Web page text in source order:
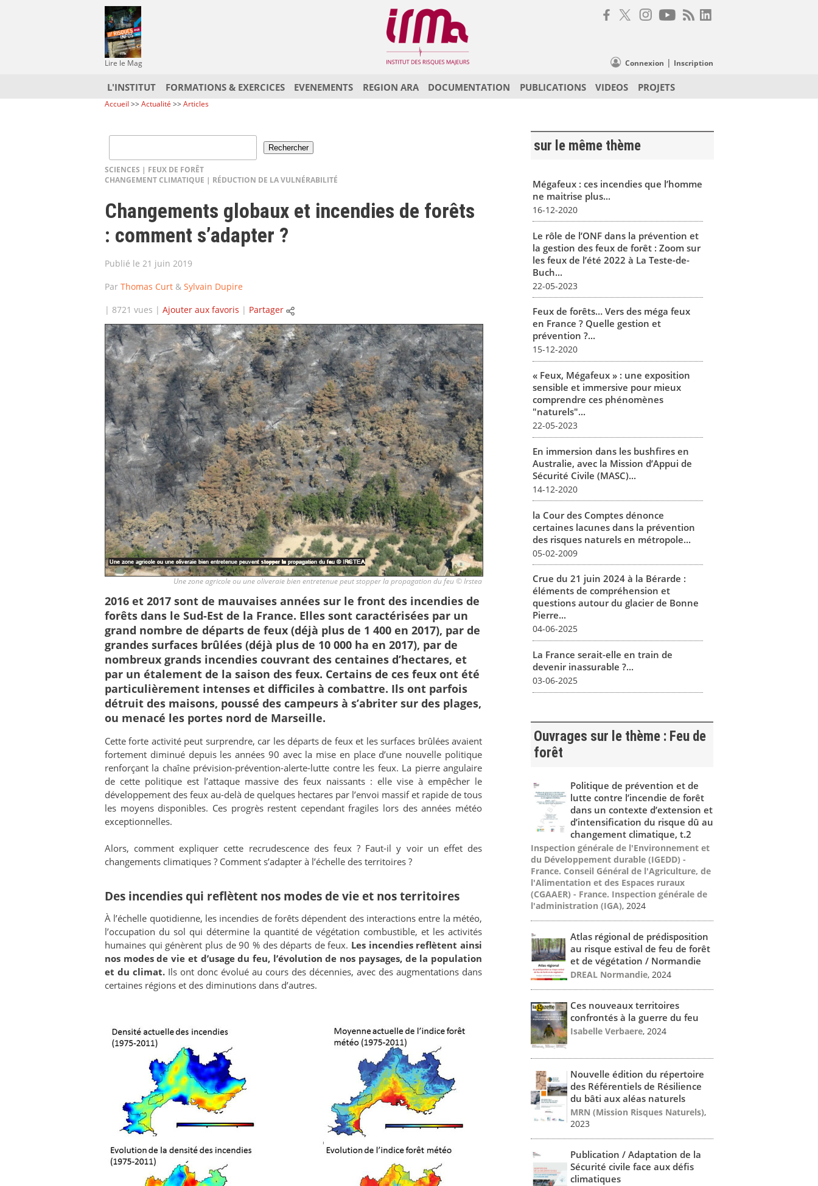
Lire le Mag Connexion | Inscription
L'INSTITUT FORMATIONS & EXERCICES EVENEMENTS REGION ARA DOCUMENTATION PUBLICATIONS VIDEOS PROJETS
Accueil >>Actualité >>Articles
SCIENCES | FEUX DE FORÊT
CHANGEMENT CLIMATIQUE | RÉDUCTION DE LA VULNÉRABILITÉ
Changements globaux et incendies de forêts
: comment s’adapter ?
Publié le 21 juin 2019
Par Thomas Curt & Sylvain Dupire
| 8721 vues | Ajouter aux favoris | Partager
Une zone agricole ou une oliveraie bien entretenue peut stopper la propagation du feu © Irstea
2016 et 2017 sont de mauvaises années sur le front des incendies de
forêts dans le Sud-Est de la France. Elles sont caractérisées par un
grand nombre de départs de feux (déjà plus de 1 400 en 2017), par de
grandes surfaces brûlées (déjà plus de 10 000 ha en 2017), par de
nombreux grands incendies couvrant des centaines d’hectares, et
par un étalement de la saison des feux. Certains de ces feux ont été
particulièrement intenses et difficiles à combattre. Ils ont parfois
détruit des maisons, poussé des campeurs à s’abriter sur des plages,
ou menacé les portes nord de Marseille.
Cette forte activité peut surprendre, car les départs de feux et les surfaces brûlées avaient
fortement diminué depuis les années 90 avec la mise en place d’une nouvelle politique
renforçant la chaîne prévision-prévention-alerte-lutte contre les feux. La pierre angulaire
de cette politique est l’attaque massive des feux naissants : elle vise à empêcher le
développement des feux au-delà de quelques hectares par l’envoi massif et rapide de tous
les moyens disponibles. Ces progrès restent cependant fragiles lors des années météo
exceptionnelles.
Alors, comment expliquer cette recrudescence des feux ? Faut-il y voir un effet des
changements climatiques ? Comment s’adapter à l’échelle des territoires ?
Des incendies qui reflètent nos modes de vie et nos territoires
À l’échelle quotidienne, les incendies de forêts dépendent des interactions entre la météo,
l’occupation du sol qui détermine la quantité de végétation combustible, et les activités
humaines qui génèrent plus de 90 % des départs de feux. Les incendies reflètent ainsi
nos modes de vie et d’usage du feu, l’évolution de nos paysages, de la population
et du climat. Ils ont donc évolué au cours des décennies, avec des augmentations dans
certaines régions et des diminutions dans d’autres.
sur le même thème
Mégafeux : ces incendies que l’homme
ne maitrise plus...
16-12-2020
Le rôle de l’ONF dans la prévention et
la gestion des feux de forêt : Zoom sur
les feux de l’été 2022 à La Teste-de-
Buch...
22-05-2023
Feux de forêts… Vers des méga feux
en France ? Quelle gestion et
prévention ?...
15-12-2020
« Feux, Mégafeux » : une exposition
sensible et immersive pour mieux
comprendre ces phénomènes
"naturels"...
22-05-2023
En immersion dans les bushfires en
Australie, avec la Mission d’Appui de
Sécurité Civile (MASC)...
14-12-2020
la Cour des Comptes dénonce
certaines lacunes dans la prévention
des risques naturels en métropole...
05-02-2009
Crue du 21 juin 2024 à la Bérarde :
éléments de compréhension et
questions autour du glacier de Bonne
Pierre...
04-06-2025
La France serait-elle en train de
devenir inassurable ?...
03-06-2025
Ouvrages sur le thème : Feu de
forêt
Politique de prévention et de
lutte contre l’incendie de forêt
dans un contexte d’extension et
d’intensification du risque dû au
changement climatique, t.2
Inspection générale de l'Environnement et
du Développement durable (IGEDD) -
France. Conseil Général de l'Agriculture, de
l'Alimentation et des Espaces ruraux
(CGAAER) - France. Inspection générale de
l'administration (IGA), 2024
Atlas régional de prédisposition
au risque estival de feu de forêt
et de végétation / Normandie
DREAL Normandie, 2024
Ces nouveaux territoires
confrontés à la guerre du feu
Isabelle Verbaere, 2024
Nouvelle édition du répertoire
des Référentiels de Résilience
du bâti aux aléas naturels
MRN (Mission Risques Naturels),
2023
Publication / Adaptation de la
Sécurité civile face aux défis
climatiques